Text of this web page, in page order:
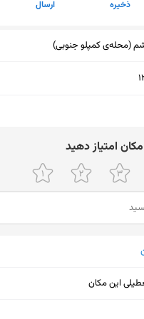
ذخیره ارسال
(محله‌ی کمپلو جنوبی)
۷:۳۰ تا ۱۳:۳۰
۷:۳۰ تا ۱۳:۳۰
۷:۳۰ تا ۱۲:۳۰
اﻣﺘﯿﺎز دﻫﯿﺪ
این مکان